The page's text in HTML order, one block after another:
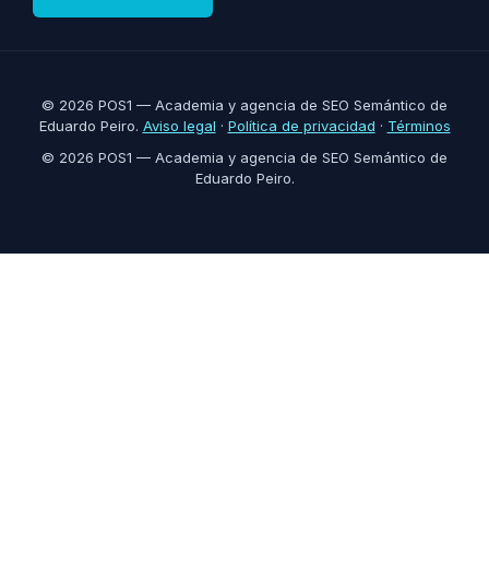
© 2026 POS1 — Academia y agencia de SEO Semántico de
Eduardo Peiro. Aviso legal · Política de privacidad · Términos
© 2026 POS1 — Academia y agencia de SEO Semántico de
Eduardo Peiro.